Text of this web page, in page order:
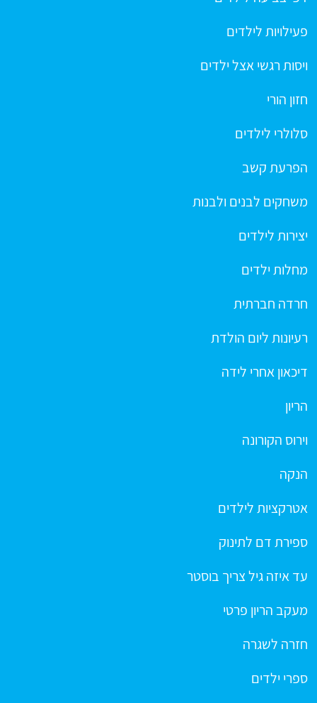
פעילויות לילדים
ויסות רגשי אצל ילדים
חזון הורי
סלולרי לילדים
הפרעת קשב
משחקים לבנים ולבנות
יצירות לילדים
מחלות ילדים
חרדה חברתית
רעיונות ליום הולדת
דיכאון אחרי לידה
הריון
וירוס הקורונה
הנקה
אטרקציות לילדים
ספירת דם לתינוק
עד איזה גיל צריך בוסטר
מעקב הריון פרטי
חזרה לשגרה
ספרי ילדים